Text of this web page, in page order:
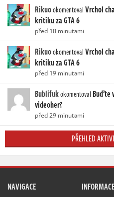
RikuookomentovalVrchol
kritiku za GTA 6
před 18 minutami
RikuookomentovalVrchol
kritiku za GTA 6
před 19 minutami
Bublifukokomentoval Buďte
videoher?
před 29 minutami
PŘEHLED
NAVIGACE INFORMACE